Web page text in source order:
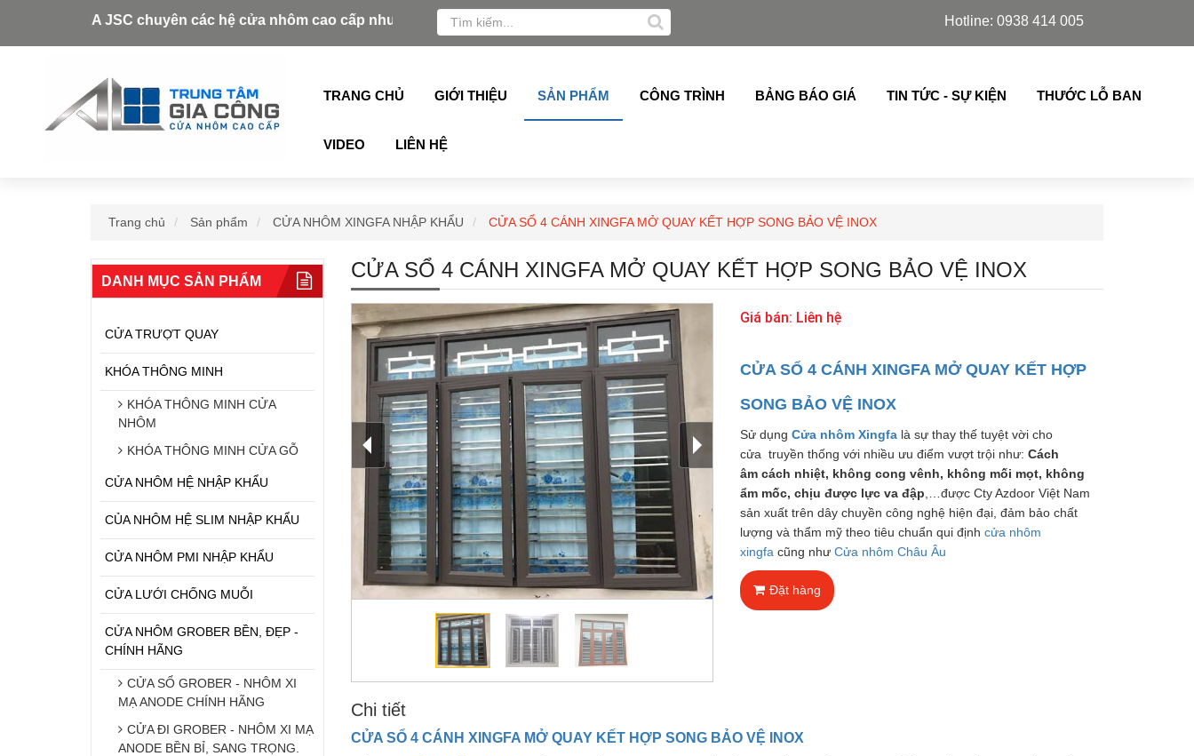
JSC chuyên các hệ cửa nhôm cao cấp như: Xingfa, Alukey, Grober, Pmi, Germany, Topalu, Technan, Schuco, Slim Azdoor, cửa lá sách,chớp lật thế hệ mới nhập khẩu ..
Hotline: 0938 414 005
TRANG CHỦ GIỚI THIỆU SẢN PHẨM CÔNG TRÌNH BẢNG BÁO GIÁ TIN TỨC - SỰ KIỆN THƯỚC LỖ BAN
VIDEO LIÊN HỆ
Trang chủ Sản phẩm CỬA NHÔM XINGFA NHẬP KHẨU CỬA SỔ 4 CÁNH XINGFA MỞ QUAY KẾT HỢP SONG BẢO VỆ INOX
DANH MỤC SẢN PHẨM
CỬA TRƯỢT QUAY
KHÓA THÔNG MINH
KHÓA THÔNG MINH CỬA
NHÔM
KHÓA THÔNG MINH CỬA GỖ
CỬA NHÔM HỆ NHẬP KHẨU
CỦA NHÔM HỆ SLIM NHẬP KHẨU
CỬA NHÔM PMI NHẬP KHẨU
CỬA LƯỚI CHỐNG MUỖI
CỬA NHÔM GROBER BỀN, ĐẸP -
CHÍNH HÃNG
CỬA SỔ GROBER - NHÔM XI
MẠ ANODE CHÍNH HÃNG
CỬA ĐI GROBER - NHÔM XI MẠ
ANODE BỀN BỈ, SANG TRỌNG.
CỬA SỔ 4 CÁNH XINGFA MỞ QUAY KẾT HỢP SONG BẢO VỆ INOX
Giá bán: Liên hệ
CỬA SỔ 4 CÁNH XINGFA MỞ QUAY KẾT HỢP
SONG BẢO VỆ INOX
Sử dụngCửa nhôm Xingfa là sự thay thế tuyệt vời cho
cửa truyền thống với nhiều ưu điểm vượt trội như:Cách
âm cách nhiệt, không cong vênh, không mối mọt, không
ẩm mốc, chịu được lực va đập ,…được Cty Azdoor Việt Nam
sản xuất trên dây chuyền công nghệ hiện đại, đảm bảo chất
lượng và thẩm mỹ theo tiêu chuẩn qui định cửa nhôm
xingfa cũng nhưCửa nhôm Châu Âu
Đặt hàng
Chi tiết
CỬA SỔ 4 CÁNH XINGFA MỞ QUAY KẾT HỢP SONG BẢO VỆ INOX